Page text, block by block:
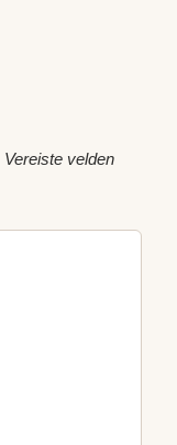
Vereiste velden